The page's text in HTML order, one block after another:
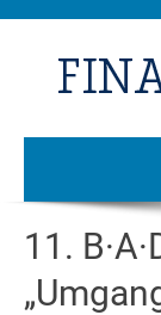
11.